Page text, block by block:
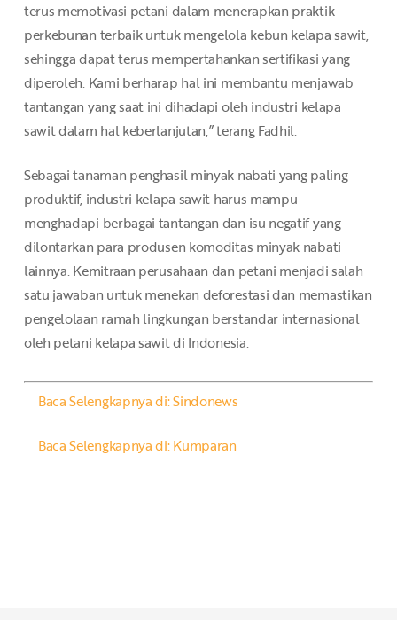
terus memotivasi petani dalam menerapkan praktik
perkebunan terbaik untuk mengelola kebun kelapa sawit,
sehingga dapat terus mempertahankan sertifikasi yang
diperoleh. Kami berharap hal ini membantu menjawab
tantangan yang saat ini dihadapi oleh industri kelapa
sawit dalam hal keberlanjutan,” terang Fadhil.
Sebagai tanaman penghasil minyak nabati yang paling
produktif, industri kelapa sawit harus mampu
menghadapi berbagai tantangan dan isu negatif yang
dilontarkan para produsen komoditas minyak nabati
lainnya. Kemitraan perusahaan dan petani menjadi salah
satu jawaban untuk menekan deforestasi dan memastikan
pengelolaan ramah lingkungan berstandar internasional
oleh petani kelapa sawit di Indonesia.
Baca Selengkapnya di: Sindonews
Baca Selengkapnya di: Kumparan